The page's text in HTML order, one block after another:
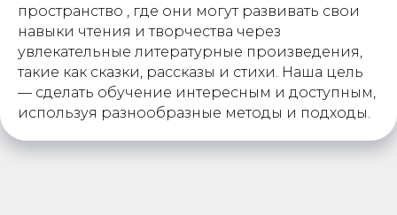
пространство , где они могут развивать свои
навыки чтения и творчества через
увлекательные литературные произведения,
такие как сказки, рассказы и стихи. Наша цель
— сделать обучение интересным и доступным,
используя разнообразные методы и подходы.